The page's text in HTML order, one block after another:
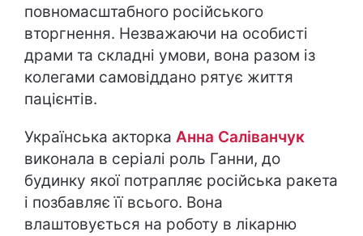
повномасштабного російського
вторгнення. Незважаючи на особисті
драми та складні умови, вона разом із
колегами самовіддано рятує життя
пацієнтів.
Українська акторка Анна Саліванчук
виконала в серіалі роль Ганни, до
будинку якої потрапляє російська ракета
і позбавляє її всього. Вона
влаштовується на роботу в лікарню